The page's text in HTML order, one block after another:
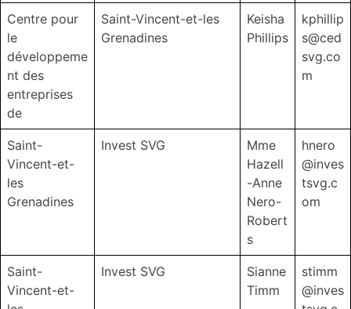
Centre pour
le
développeme
nt des
entreprises
de
Saint-Vincent-et-les
Grenadines
Keisha
Phillips
kphillip
s@ced
svg.co
m
Saint-
Vincent-et-
les
Grenadines
Invest SVG
Mme
Hazell
-Anne
Nero-
Robert
s
hnero
@inves
tsvg.c
om
Saint-
Vincent-et-
Invest SVG
Sianne
Timm
stimm
@inves